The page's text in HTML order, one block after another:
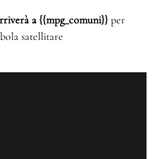
a {{mpg_comuni}} per
satellitare